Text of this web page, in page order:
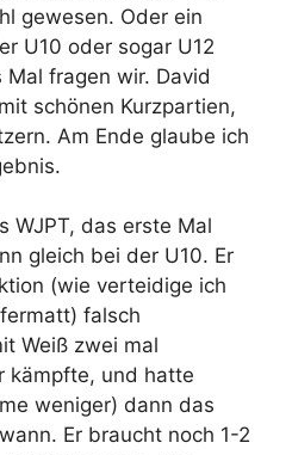
gewesen. Oder ein
U10 oder sogar U12
fragen wir. David
schönen Kurzpartien,
Am Ende glaube ich
WJPT, das erste Mal
gleich bei der U10. Er
(wie verteidige ich
falsch
Weiß zwei mal
kämpfte, und hatte
weniger) dann das
Er braucht noch 1-2